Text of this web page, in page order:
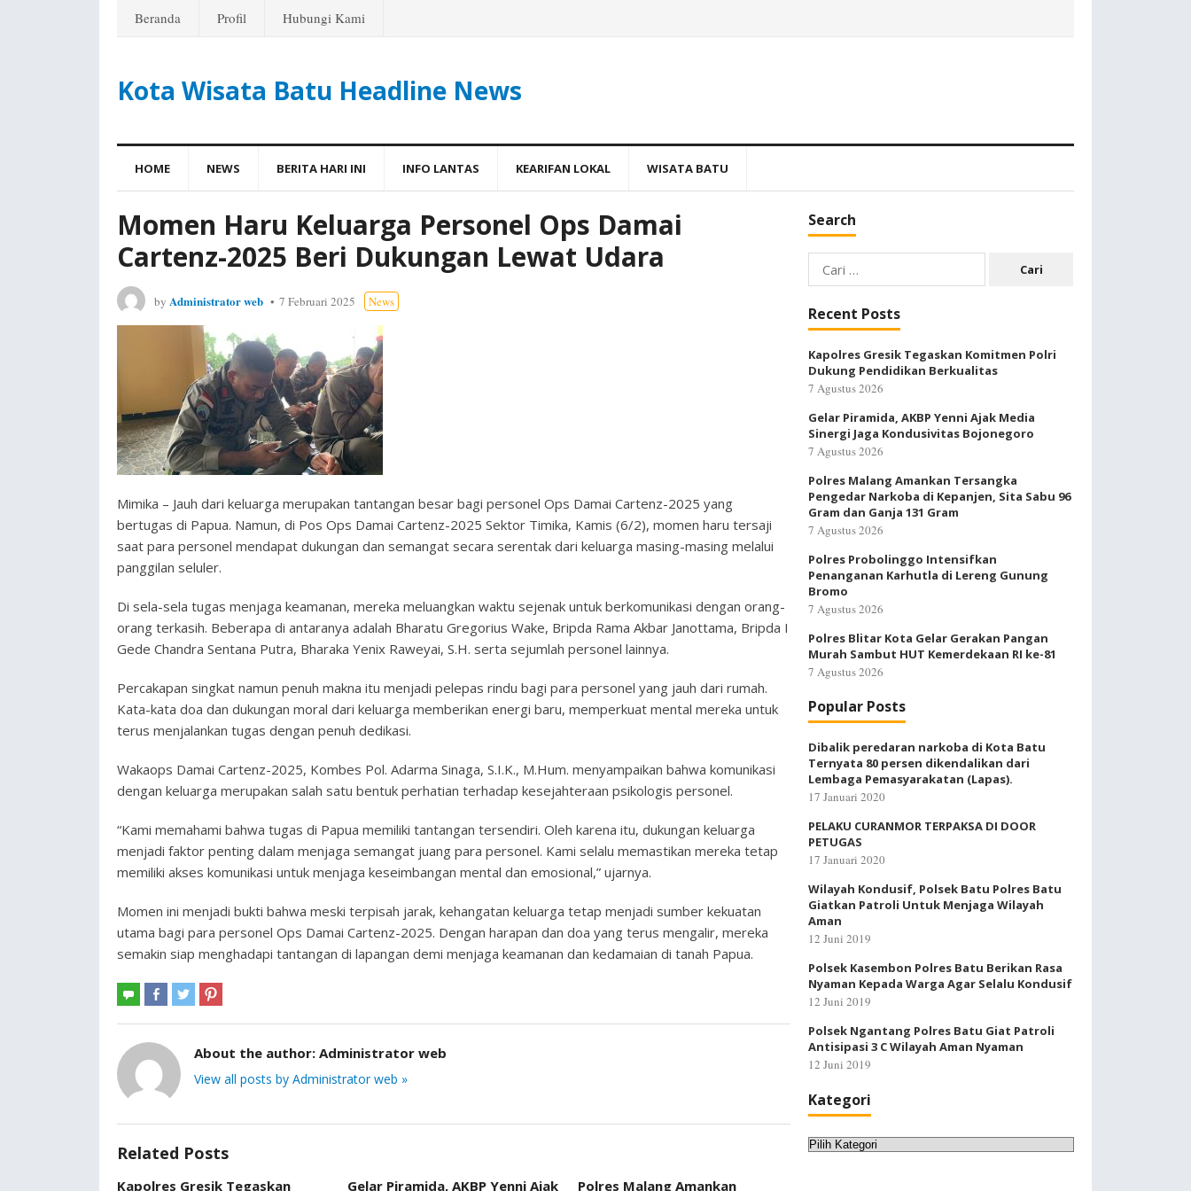
Beranda Profil Hubungi Kami
Kota Wisata Batu Headline News
HOME NEWS BERITA HARI INI INFO LANTAS KEARIFAN LOKAL WISATA BATU
Momen Haru Keluarga Personel Ops Damai
Cartenz-2025 Beri Dukungan Lewat Udara
by Administrator web 7 Februari 2025 News
Mimika – Jauh dari keluarga merupakan tantangan besar bagi personel Ops Damai Cartenz-2025 yang
bertugas di Papua. Namun, di Pos Ops Damai Cartenz-2025 Sektor Timika, Kamis (6/2), momen haru tersaji
saat para personel mendapat dukungan dan semangat secara serentak dari keluarga masing-masing melalui
panggilan seluler.
Di sela-sela tugas menjaga keamanan, mereka meluangkan waktu sejenak untuk berkomunikasi dengan orang-
orang terkasih. Beberapa di antaranya adalah Bharatu Gregorius Wake, Bripda Rama Akbar Janottama, Bripda I
Gede Chandra Sentana Putra, Bharaka Yenix Raweyai, S.H. serta sejumlah personel lainnya.
Percakapan singkat namun penuh makna itu menjadi pelepas rindu bagi para personel yang jauh dari rumah.
Kata-kata doa dan dukungan moral dari keluarga memberikan energi baru, memperkuat mental mereka untuk
terus menjalankan tugas dengan penuh dedikasi.
Wakaops Damai Cartenz-2025, Kombes Pol. Adarma Sinaga, S.I.K., M.Hum. menyampaikan bahwa komunikasi
dengan keluarga merupakan salah satu bentuk perhatian terhadap kesejahteraan psikologis personel.
“Kami memahami bahwa tugas di Papua memiliki tantangan tersendiri. Oleh karena itu, dukungan keluarga
menjadi faktor penting dalam menjaga semangat juang para personel. Kami selalu memastikan mereka tetap
memiliki akses komunikasi untuk menjaga keseimbangan mental dan emosional,” ujarnya.
Momen ini menjadi bukti bahwa meski terpisah jarak, kehangatan keluarga tetap menjadi sumber kekuatan
utama bagi para personel Ops Damai Cartenz-2025. Dengan harapan dan doa yang terus mengalir, mereka
semakin siap menghadapi tantangan di lapangan demi menjaga keamanan dan kedamaian di tanah Papua.
About the author: Administrator web
View all posts by Administrator web »
Related Posts
Kapolres Gresik Tegaskan
Gelar Piramida, AKBP Yenni Ajak
Polres Malang Amankan
Search
Cari
untuk:
Recent Posts
Kapolres Gresik Tegaskan Komitmen Polri
Dukung Pendidikan Berkualitas
7 Agustus 2026
Gelar Piramida, AKBP Yenni Ajak Media
Sinergi Jaga Kondusivitas Bojonegoro
7 Agustus 2026
Polres Malang Amankan Tersangka
Pengedar Narkoba di Kepanjen, Sita Sabu 96
Gram dan Ganja 131 Gram
7 Agustus 2026
Polres Probolinggo Intensifkan
Penanganan Karhutla di Lereng Gunung
Bromo
7 Agustus 2026
Polres Blitar Kota Gelar Gerakan Pangan
Murah Sambut HUT Kemerdekaan RI ke-81
7 Agustus 2026
Popular Posts
Dibalik peredaran narkoba di Kota Batu
Ternyata 80 persen dikendalikan dari
Lembaga Pemasyarakatan (Lapas).
17 Januari 2020
PELAKU CURANMOR TERPAKSA DI DOOR
PETUGAS
17 Januari 2020
Wilayah Kondusif, Polsek Batu Polres Batu
Giatkan Patroli Untuk Menjaga Wilayah
Aman
12 Juni 2019
Polsek Kasembon Polres Batu Berikan Rasa
Nyaman Kepada Warga Agar Selalu Kondusif
12 Juni 2019
Polsek Ngantang Polres Batu Giat Patroli
Antisipasi 3 C Wilayah Aman Nyaman
12 Juni 2019
Kategori
Kategori